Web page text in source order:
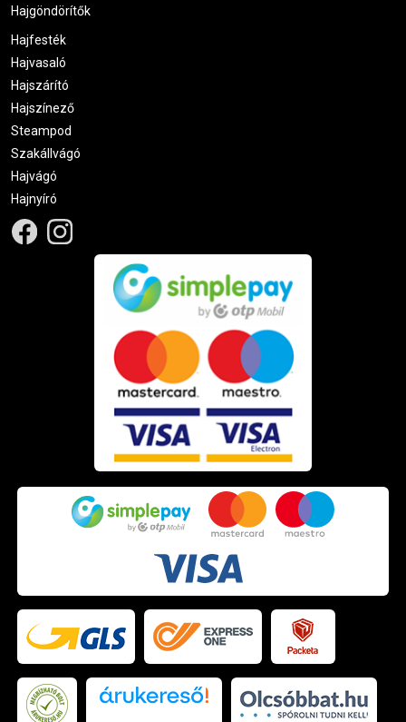
Hajgöndörítők
Hajfesték
Hajvasaló
Hajszárító
Hajszínező
Steampod
Szakállvágó
Hajvágó
Hajnyíró